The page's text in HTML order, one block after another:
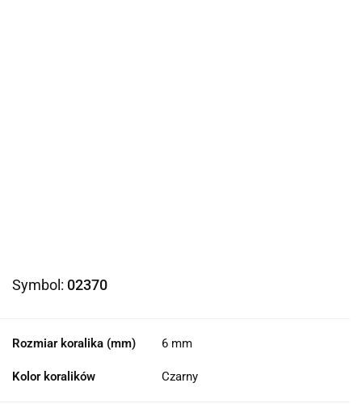
Symbol: 02370
Rozmiar koralika (mm) 6 mm
Kolor koralików Czarny